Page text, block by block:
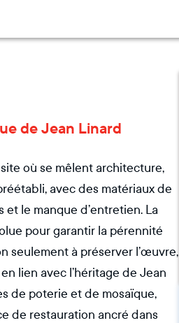
de Jean Linard
où se mêlent architecture,
avec des matériaux de
le manque d’entretien. La
pour garantir la pérennité
seulement à préserver l’œuvre,
lien avec l’héritage de Jean
de poterie et de mosaïque,
de restauration ancré dans